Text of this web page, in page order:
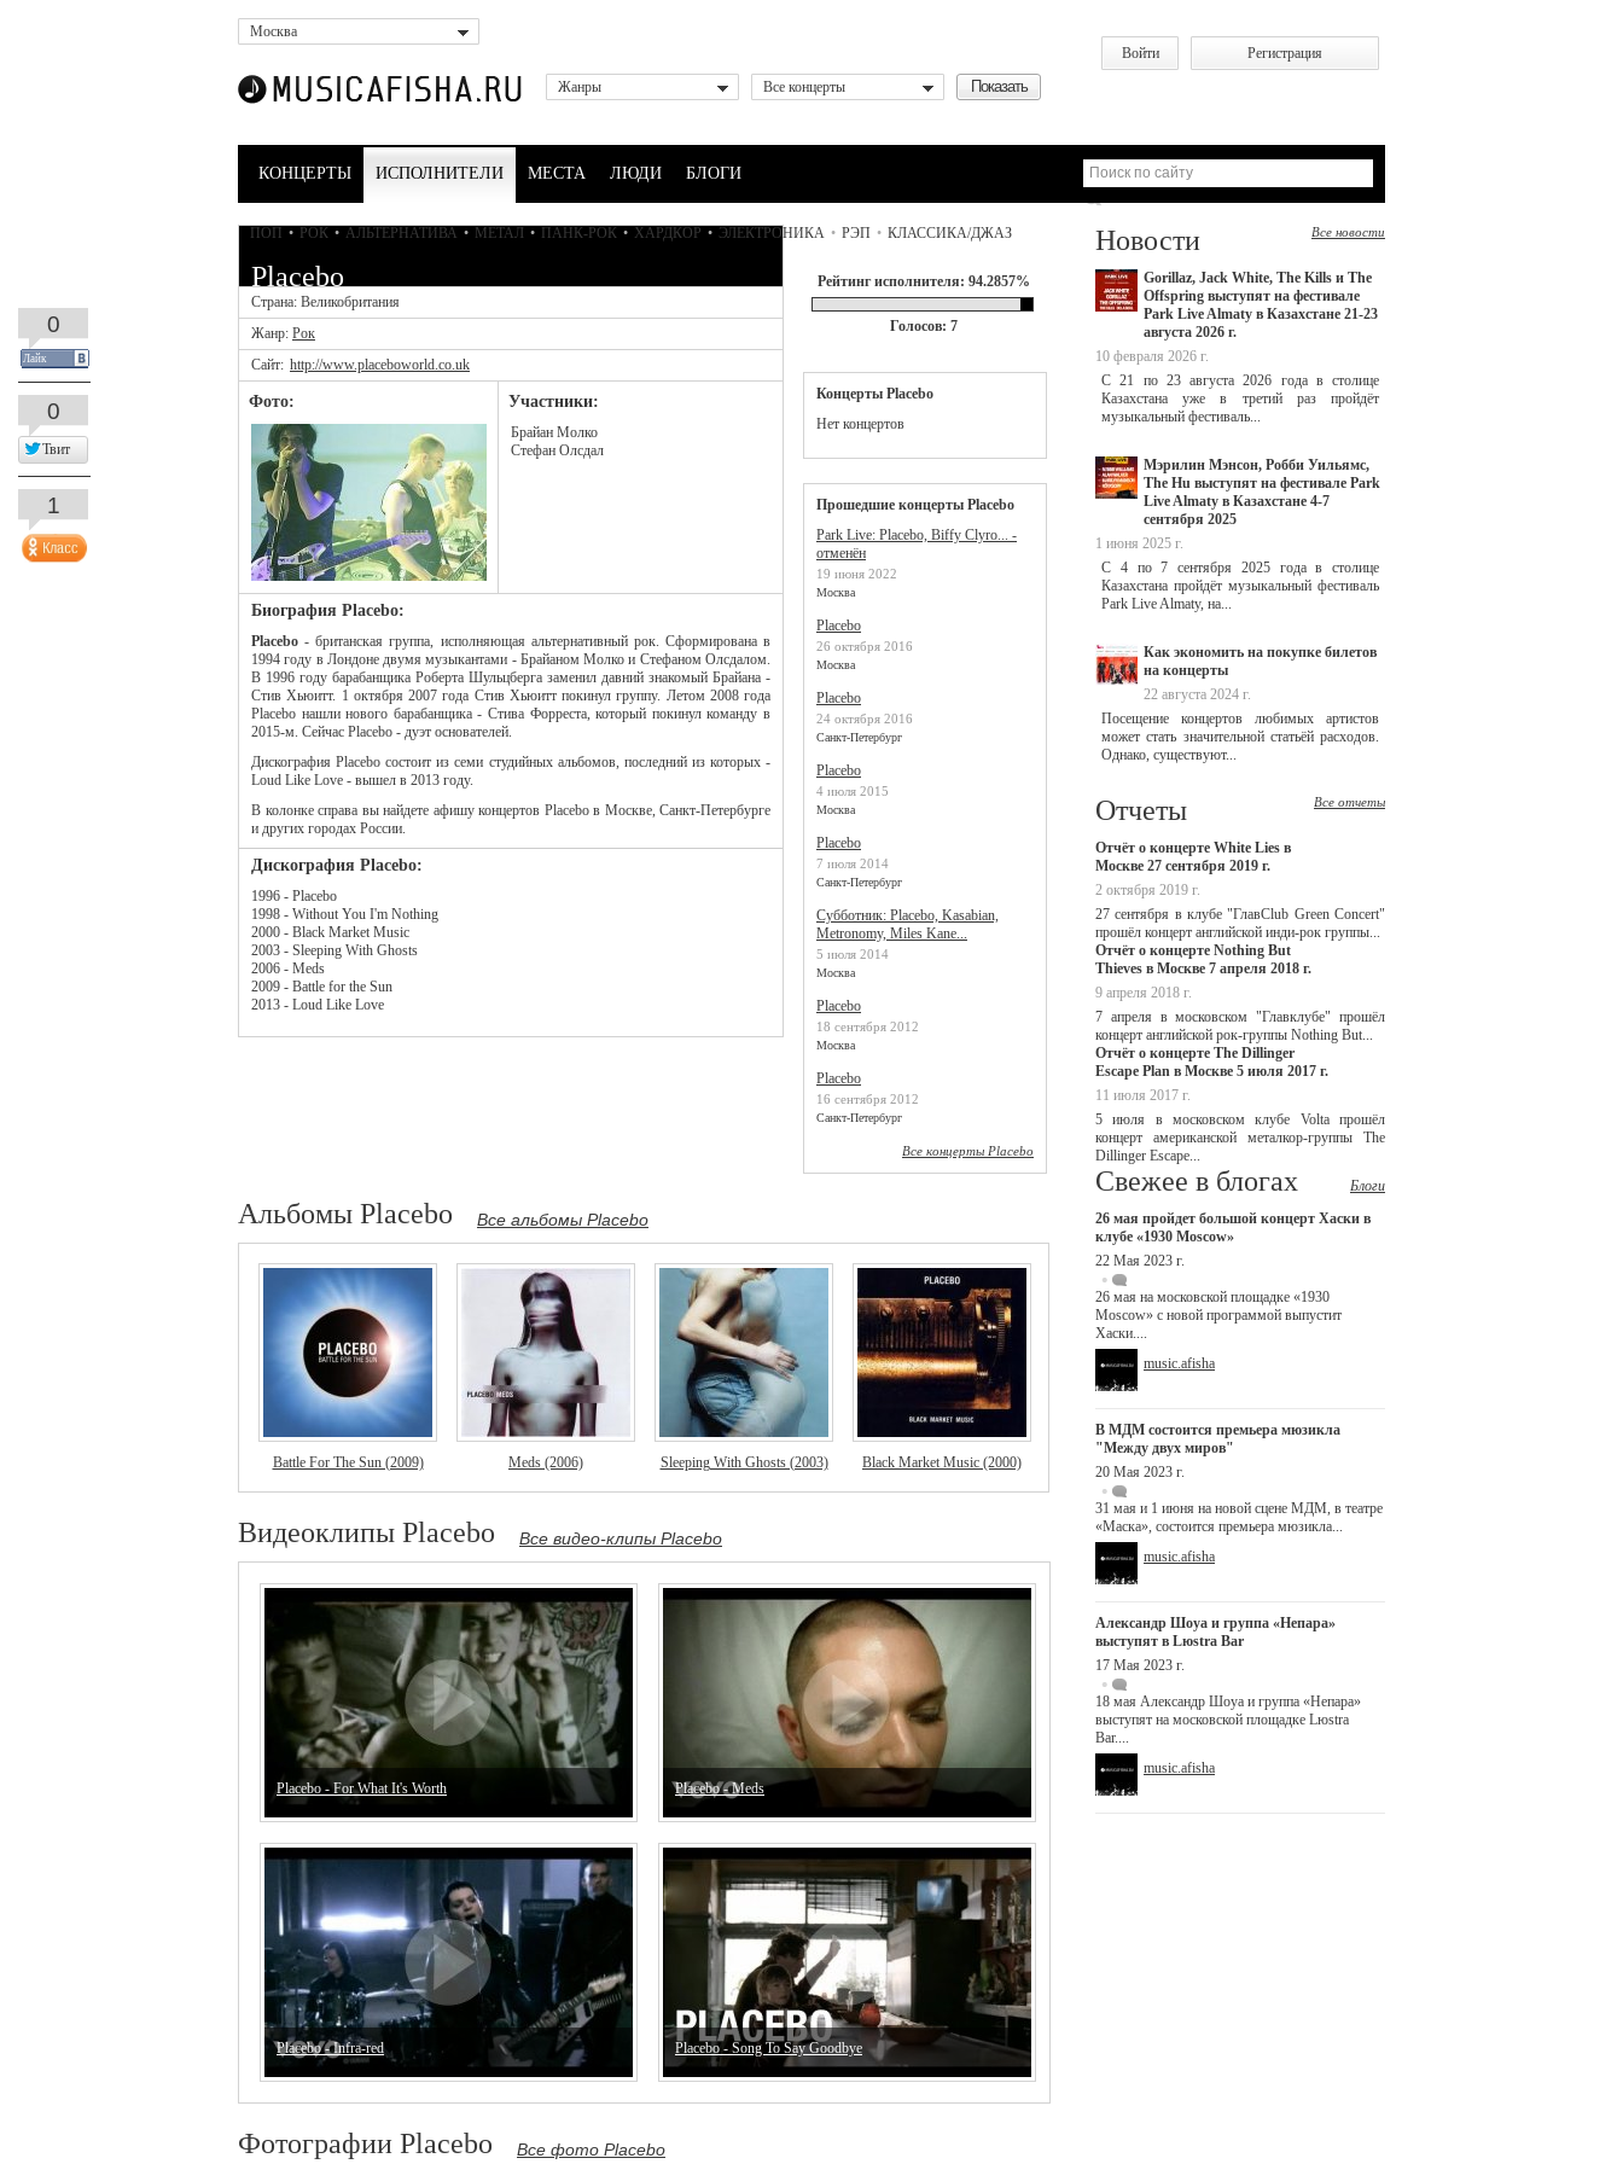
Москва
Войти
Регистрация
Жанры
Все концерты
КОНЦЕРТЫ ИСПОЛНИТЕЛИ МЕСТА ЛЮДИ БЛОГИ
ПОП • РОК • АЛЬТЕРНАТИВА • МЕТАЛ • ПАНК-РОК • ХАРДКОР • ЭЛЕКТРОНИКА • РЭП • КЛАССИКА/ДЖАЗ
Рейтинг исполнителя: 94.2857%
Голосов: 7
Концерты Placebo
Нет концертов
Прошедшие концерты Placebo
Park Live: Placebo, Biffy Clyro... -
отменён
19 июня 2022
Москва
Placebo
26 октября 2016
Москва
Placebo
24 октября 2016
Санкт-Петербург
Placebo
4 июля 2015
Москва
Placebo
7 июля 2014
Санкт-Петербург
Субботник: Placebo, Kasabian,
Metronomy, Miles Kane...
5 июля 2014
Москва
Placebo
18 сентября 2012
Москва
Placebo
16 сентября 2012
Санкт-Петербург
Все концерты Placebo
Placebo
Страна: Великобритания
Жанр: Рок
Сайт: http://www.placeboworld.co.uk
Фото: Участники:
Брайан Молко
Стефан Олсдал
Биография Placebo:
Placebo - британская группа, исполняющая альтернативный рок. Сформирована в
1994 году в Лондоне двумя музыкантами - Брайаном Молко и Стефаном Олсдалом.
В 1996 году барабанщика Роберта Шульцберга заменил давний знакомый Брайана -
Стив Хьюитт. 1 октября 2007 года Стив Хьюитт покинул группу. Летом 2008 года
Placebo нашли нового барабанщика - Стива Форреста, который покинул команду в
2015-м. Сейчас Placebo - дуэт основателей.
Дискография Placebo состоит из семи студийных альбомов, последний из которых -
Loud Like Love - вышел в 2013 году.
В колонке справа вы найдете афишу концертов Placebo в Москве, Санкт-Петербурге
и других городах России.
Дискография Placebo:
1996 - Placebo
1998 - Without You I'm Nothing
2000 - Black Market Music
2003 - Sleeping With Ghosts
2006 - Meds
2009 - Battle for the Sun
2013 - Loud Like Love
Альбомы Placebo Все альбомы Placebo
Battle For The Sun (2009) Meds (2006) Sleeping With Ghosts (2003) Black Market Music (2000)
Видеоклипы Placebo Все видео-клипы Placebo
Placebo - For What It's Worth Placebo - Meds
Placebo - Infra-red Placebo - Song To Say Goodbye
Фотографии Placebo Все фото Placebo
Новости Все новости
Gorillaz, Jack White, The Kills и The
Offspring выступят на фестивале
Park Live Almaty в Казахстане 21-23
августа 2026 г.
10 февраля 2026 г.
С 21 по 23 августа 2026 года в столице
Казахстана уже в третий раз пройдёт
музыкальный фестиваль...
Мэрилин Мэнсон, Робби Уильямс,
The Hu выступят на фестивале Park
Live Almaty в Казахстане 4-7
сентября 2025
1 июня 2025 г.
С 4 по 7 сентября 2025 года в столице
Казахстана пройдёт музыкальный фестиваль
Park Live Almaty, на...
Как экономить на покупке билетов
на концерты
22 августа 2024 г.
Посещение концертов любимых артистов
может стать значительной статьёй расходов.
Однако, существуют...
Отчеты Все отчеты
Отчёт о концерте White Lies в
Москве 27 сентября 2019 г.
2 октября 2019 г.
27 сентября в клубе "ГлавClub Green Concert"
прошёл концерт английской инди-рок группы...
Отчёт о концерте Nothing But
Thieves в Москве 7 апреля 2018 г.
9 апреля 2018 г.
7 апреля в московском "Главклубе" прошёл
концерт английской рок-группы Nothing But...
Отчёт о концерте The Dillinger
Escape Plan в Москве 5 июля 2017 г.
11 июля 2017 г.
5 июля в московском клубе Volta прошёл
концерт американской металкор-группы The
Dillinger Escape...
Свежее в блогах
Блоги
26 мая пройдет большой концерт Хаски в
клубе «1930 Moscow»
22 Мая 2023 г.
26 мая на московской площадке «1930
Moscow» с новой программой выпустит
Хаски....
music.afisha
В МДМ состоится премьера мюзикла
"Между двух миров"
20 Мая 2023 г.
31 мая и 1 июня на новой сцене МДМ, в театре
«Маска», состоится премьера мюзикла...
music.afisha
Александр Шоуа и группа «Непара»
выступят в Lюstra Bar
17 Мая 2023 г.
18 мая Александр Шоуа и группа «Непара»
выступят на московской площадке Lюstra
Bar....
music.afisha
0
Лайк
0
Твит
1